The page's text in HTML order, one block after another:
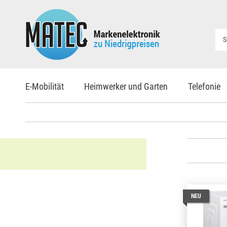
E-Mobilität Heimwerker und Garten Telefonie
NEU